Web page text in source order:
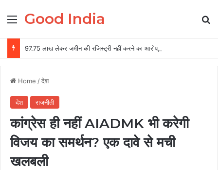
Menu
Good India
Home /देश
देश राजनीती
कांग्रेस ही नहीं AIADMK भी करेगी
विजय का समर्थन? एक दावे से मची
खलबली